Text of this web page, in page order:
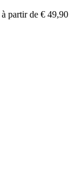
à partir de € 49,90